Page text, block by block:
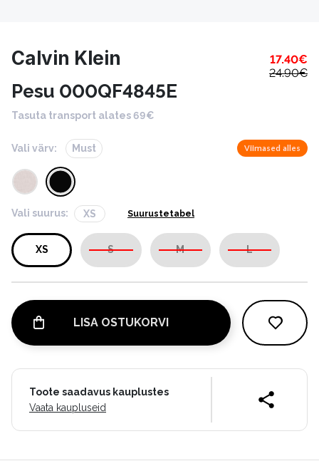
Calvin Klein 17.40€
24.90€
Pesu 000QF4845E
Tasuta transport alates 69€
Vali värv: Must Viimased alles
Vali suurus: XS Suurustetabel
XS S M L
LISA OSTUKORVI
Toote saadavus kauplustes
Vaata kaupluseid